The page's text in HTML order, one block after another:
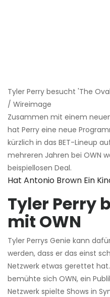
Tyler Perry besucht 'The
/ Wireimage
Zusammen mit einem
hat Perry eine neue
kürzlich in das BET-Lineup
mehreren Jahren bei OWN
beispiellosen Deal.
Hat Antonio Brown Ein
Tyler Perry
mit OWN
Tyler Perrys Genie kann
werden, dass er das einst
Netzwerk etwas gerettet
bemühte sich OWN, ein
Netzwerk spielte Shows in